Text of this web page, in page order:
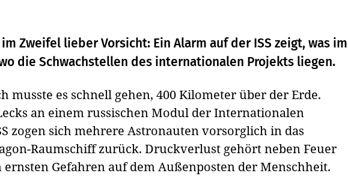
Zweifel lieber Vorsicht: Ein Alarm auf der ISS zeigt, was im
die Schwachstellen des internationalen Projekts liegen.
musste es schnell gehen, 400 Kilometer über der Erde.
an einem russischen Modul der Internationalen
zogen sich mehrere Astronauten vorsorglich in das
Raumschiff zurück. Druckverlust gehört neben Feuer
ernsten Gefahren auf dem Außenposten der Menschheit.